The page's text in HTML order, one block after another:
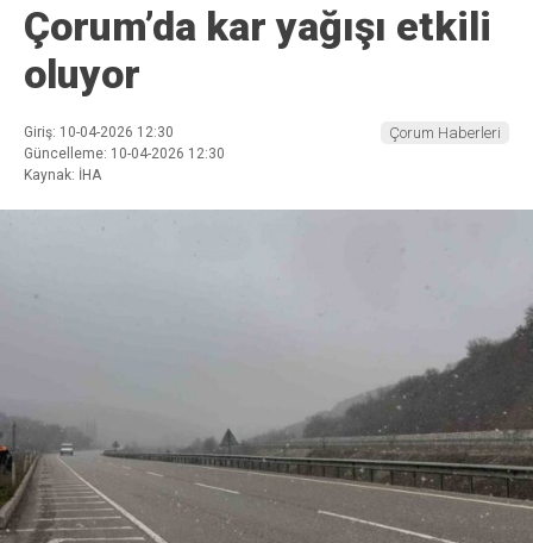
Çorum’da kar yağışı etkili
oluyor
Giriş: 10-04-2026 12:30
Güncelleme: 10-04-2026 12:30
Kaynak: İHA
Çorum Haberleri